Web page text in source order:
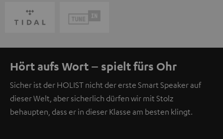
Hört aufs Wort – spielt fürs Ohr
Sicher ist der HOLIST nicht der erste Smart Speaker auf
dieser Welt, aber sicherlich dürfen wir mit Stolz
behaupten, dass er in dieser Klasse am besten klingt.